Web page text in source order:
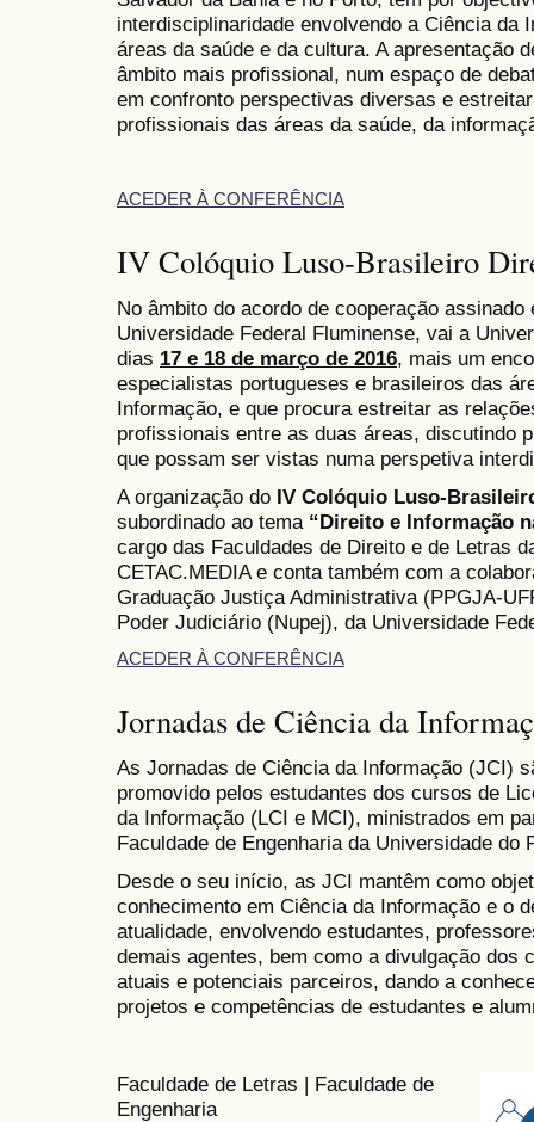
interdisciplinaridade envolvendo a Ciência da
áreas da saúde e da cultura. A apresentação
âmbito mais profissional, num espaço de
em confronto perspectivas diversas e
profissionais das áreas da saúde, da
ACEDER À CONFERÊNCIA
IV Colóquio Luso-Brasileiro
No âmbito do acordo de cooperação
Universidade Federal Fluminense, vai a
dias 17 e 18 de março de 2016, mais um
especialistas portugueses e brasileiros das
Informação, e que procura estreitar as
profissionais entre as duas áreas, discutindo
que possam ser vistas numa perspetiva
A organização do IV Colóquio Luso-
subordinado ao tema “Direito e Informação
cargo das Faculdades de Direito e de Letras
CETAC.MEDIA e conta também com a
Graduação Justiça Administrativa (PPGJA-
Poder Judiciário (Nupej), da Universidade
ACEDER À CONFERÊNCIA
Jornadas de Ciência da
As Jornadas de Ciência da Informação (JCI)
promovido pelos estudantes dos cursos de
da Informação (LCI e MCI), ministrados em
Faculdade de Engenharia da Universidade do
Desde o seu início, as JCI mantêm como
conhecimento em Ciência da Informação e o
atualidade, envolvendo estudantes,
demais agentes, bem como a divulgação dos
atuais e potenciais parceiros, dando a
projetos e competências de estudantes e
Faculdade de Letras | Faculdade de
Engenharia